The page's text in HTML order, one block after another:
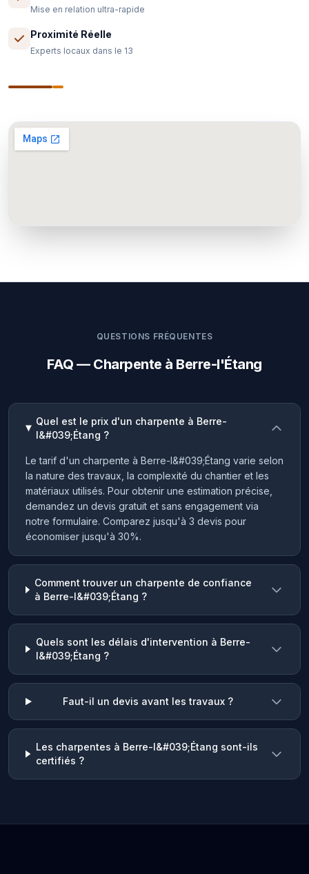
Mise en relation ultra-rapide
Proximité Réelle
Experts locaux dans le 13
QUESTIONS FRÉQUENTES
FAQ — Charpente à Berre-l'Étang
Quel est le prix d'un charpente à Berre-
l&#039;Étang ?
Le tarif d'un charpente à Berre-l&#039;Étang varie selon
la nature des travaux, la complexité du chantier et les
matériaux utilisés. Pour obtenir une estimation précise,
demandez un devis gratuit et sans engagement via
notre formulaire. Comparez jusqu'à 3 devis pour
économiser jusqu'à 30%.
Comment trouver un charpente de confiance
à Berre-l&#039;Étang ?
Quels sont les délais d'intervention à Berre-
l&#039;Étang ?
Faut-il un devis avant les travaux ?
Les charpentes à Berre-l&#039;Étang sont-ils
certifiés ?